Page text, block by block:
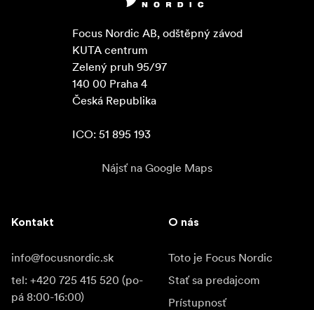
Focus Nordic AB, odštěpný závod
KUTA centrum
Zelený pruh 95/97
140 00 Praha 4
Česká Republika
ICO: 51 895 193
Nájsť na Google Maps
Kontakt
info@focusnordic.sk
tel: +420 725 415 520 (po-
pá 8:00-16:00)
O nás
Toto je Focus Nordic
Stať sa predajcom
Prístupnosť